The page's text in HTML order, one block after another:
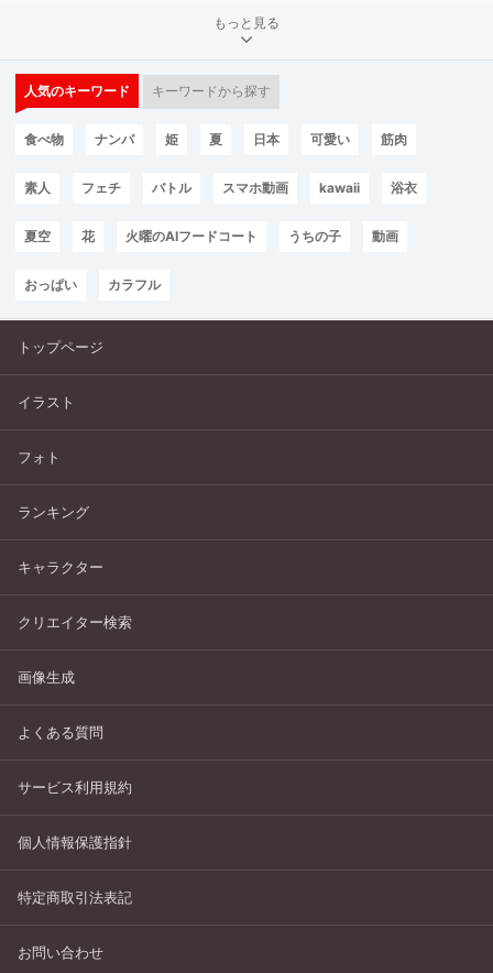
もっと見る
人気のキーワード キーワードから探す
食べ物 ナンパ 姫 夏 日本 可愛い 筋肉
素人 フェチ バトル スマホ動画 kawaii 浴衣
夏空 花 火曜のAIフードコート うちの子 動画
おっぱい カラフル
トップページ
イラスト
フォト
ランキング
キャラクター
クリエイター検索
画像生成
よくある質問
サービス利用規約
個人情報保護指針
特定商取引法表記
お問い合わせ